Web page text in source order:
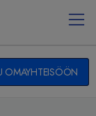
OMAYHTEISÖÖN